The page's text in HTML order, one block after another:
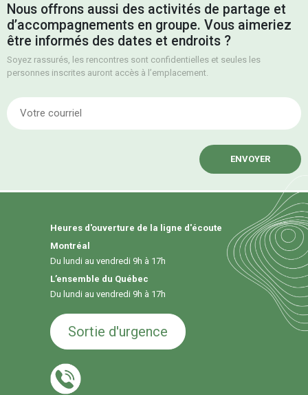
Nous offrons aussi des activités de partage et
d’accompagnements en groupe. Vous aimeriez
être informés des dates et endroits ?
Soyez rassurés, les rencontres sont confidentielles et seules les
personnes inscrites auront accès à l’emplacement.
Heures d'ouverture de la ligne d'écoute
Montréal
Du lundi au vendredi 9h à 17h
L’ensemble du Québec
Du lundi au vendredi 9h à 17h
Sortie d'urgence